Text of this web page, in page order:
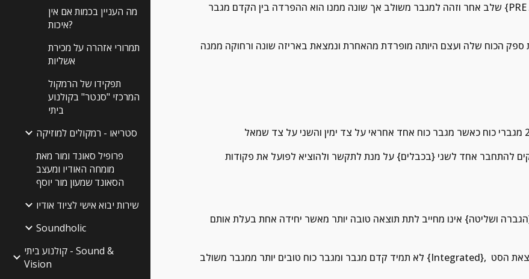
מה העניין בכמות אם אין
איכות?
תמרורי אזהרה על מכירת
אשליות
תפקידו של הרמקול
המרכזי "סנטר" בקולנוע
ביתי
סטריאו - רמקולים למוזיקה
פרופיל סאונד ומור מאת
מומחה האודיו ומעצב
הסאונד שמעון מור יוסף
שירות יבוא אישי לציוד אודיו
Soundholic
קולנוע ביתי - Sound &
Vision
שלב אחר וזהה למגבר משולב אך שונה ממנו הוא ההפרדה בין הקדם מגבר {PRE AMP} למגבר כוח {POWER AMP} כך שכל אחד מהם נמצא
לא תמיד קדם מגבר ומגבר כוח טובים יותר ממגבר משולב {Integrated}, כל מקרה לגופו ולכל אחד יש יתרונות/ חסרונות והכל תלוי בתוצאת הסט